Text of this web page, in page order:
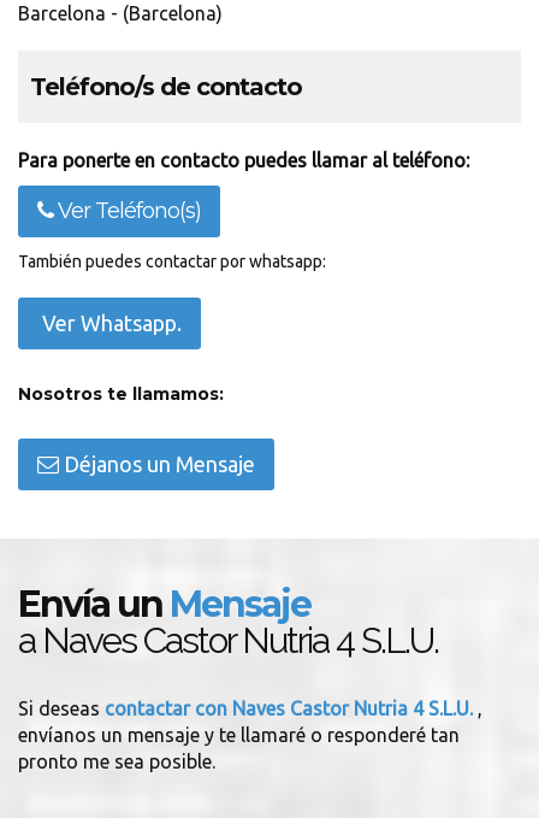
Barcelona - (Barcelona)
Teléfono/s de contacto
Para ponerte en contacto puedes llamar al teléfono:
Ver Teléfono(s)
También puedes contactar por whatsapp:
Ver Whatsapp.
Nosotros te llamamos:
Déjanos un Mensaje
Envía un Mensaje
a Naves Castor Nutria 4 S.L.U.
Si deseas contactar con Naves Castor Nutria 4 S.L.U. ,
envíanos un mensaje y te llamaré o responderé tan
pronto me sea posible.